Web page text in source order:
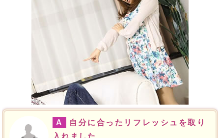
A
自分に合ったリフレッシュを取り